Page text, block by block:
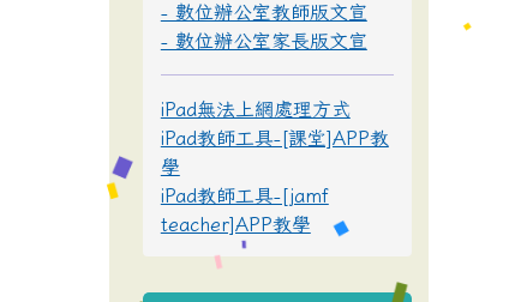
- 數位辦公室教師版文宣
- 數位辦公室家長版文宣
iPad無法上網處理方式
iPad教師工具-[課堂]APP教
學
iPad教師工具-[jamf
teacher]APP教學